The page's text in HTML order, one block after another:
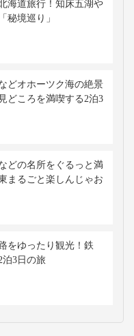
海道旅行！知床五湖や
秘境巡り」
どオホーツク海の絶景
どころを満喫する2泊3
どの名所をぐるっと満
まるごと楽しんじゃお
をゆったり観光！鉄
3日の旅